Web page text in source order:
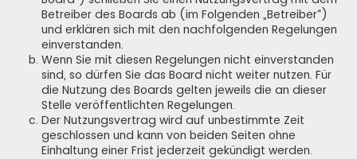
Betreiber des Boards ab (im Folgenden „Betreiber“)
und erklären sich mit den nachfolgenden Regelungen
einverstanden.
Wenn Sie mit diesen Regelungen nicht einverstanden
sind, so dürfen Sie das Board nicht weiter nutzen. Für
die Nutzung des Boards gelten jeweils die an dieser
Stelle veröffentlichten Regelungen.
Der Nutzungsvertrag wird auf unbestimmte Zeit
geschlossen und kann von beiden Seiten ohne
Einhaltung einer Frist jederzeit gekündigt werden.